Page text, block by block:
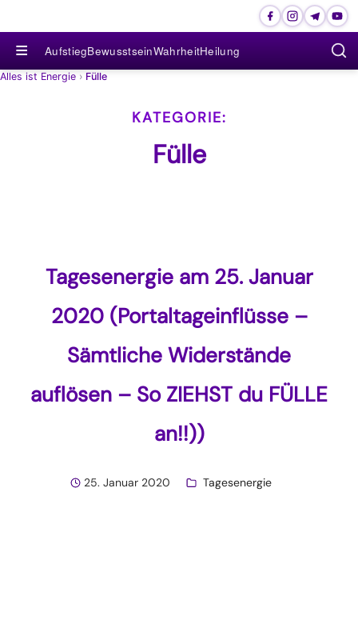
≡ AufstiegBewusstseinWahrheitHeilung
Alles ist Energie › Fülle
Fülle
Tagesenergie am 25. Januar
2020 (Portaltageinflüsse –
Sämtliche Widerstände
auflösen – So ZIEHST du FÜLLE
an!!))
25. Januar 2020 Tagesenergie